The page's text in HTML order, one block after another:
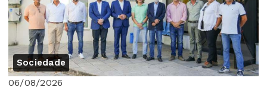
Sociedade
06/08/2026